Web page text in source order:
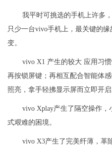
我平时可挑选的手机上许多
只少一台vivo手机上，最关键的
变。
vivo X1 产生的较大 应用习
再按锁屏键；再相互配合智能体
照亮，拿手轻拂显示屏而立即开启
vivo Xplay产生了隔空操作
式艰难的困境。
vivo X3产生了完美纤薄，革